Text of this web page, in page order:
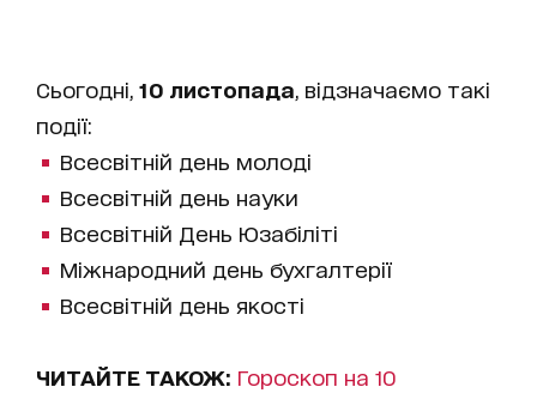
Сьогодні, 10 листопада , відзначаємо такі
події:
Всесвітній день молоді
Всесвітній день науки
Всесвітній День Юзабіліті
Міжнародний день бухгалтерії
Всесвітній день якості
ЧИТАЙТЕ ТАКОЖ: Гороскоп на 10